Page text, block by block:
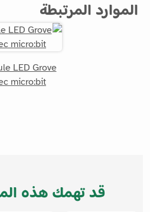
الموارد المرتبطة
LED Grove
micro:bit
قد تهمك هذه